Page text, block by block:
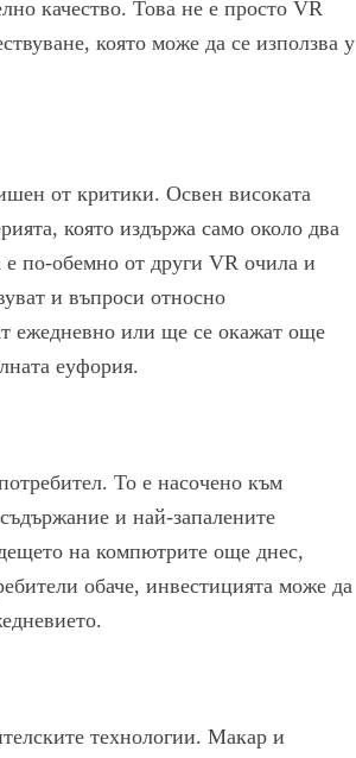
качество. Това не е просто VR
която може да се използва у
от критики. Освен високата
която издържа само около два
е по-обемно от други VR очила и
и въпроси относно
ежедневно или ще се окажат още
еуфория.
То е насочено към
и най-запалените
на компютрите още днес,
обаче, инвестицията може да
технологии. Макар и